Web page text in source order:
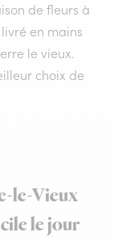
de fleurs à
en mains
le vieux.
choix de
le-Vieux
le jour